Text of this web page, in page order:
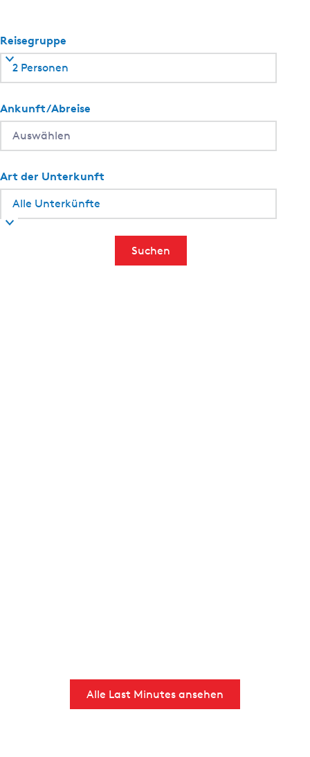
Reisegruppe
2 Personen
Ankunft/Abreise
Art der Unterkunft
Suchen
Alle Last Minutes ansehen